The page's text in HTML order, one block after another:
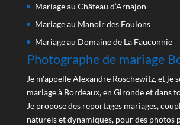
Mariage au Château d’Arnajon
Mariage au Manoir des Foulons
Mariage au Domaine de La Fauconnie
Photographe de mariage
Je m'appelle Alexandre Roschewitz, et je
mariage à Bordeaux, en Gironde et dans
Je propose des reportages mariages,
naturels et dynamiques, pour des photos